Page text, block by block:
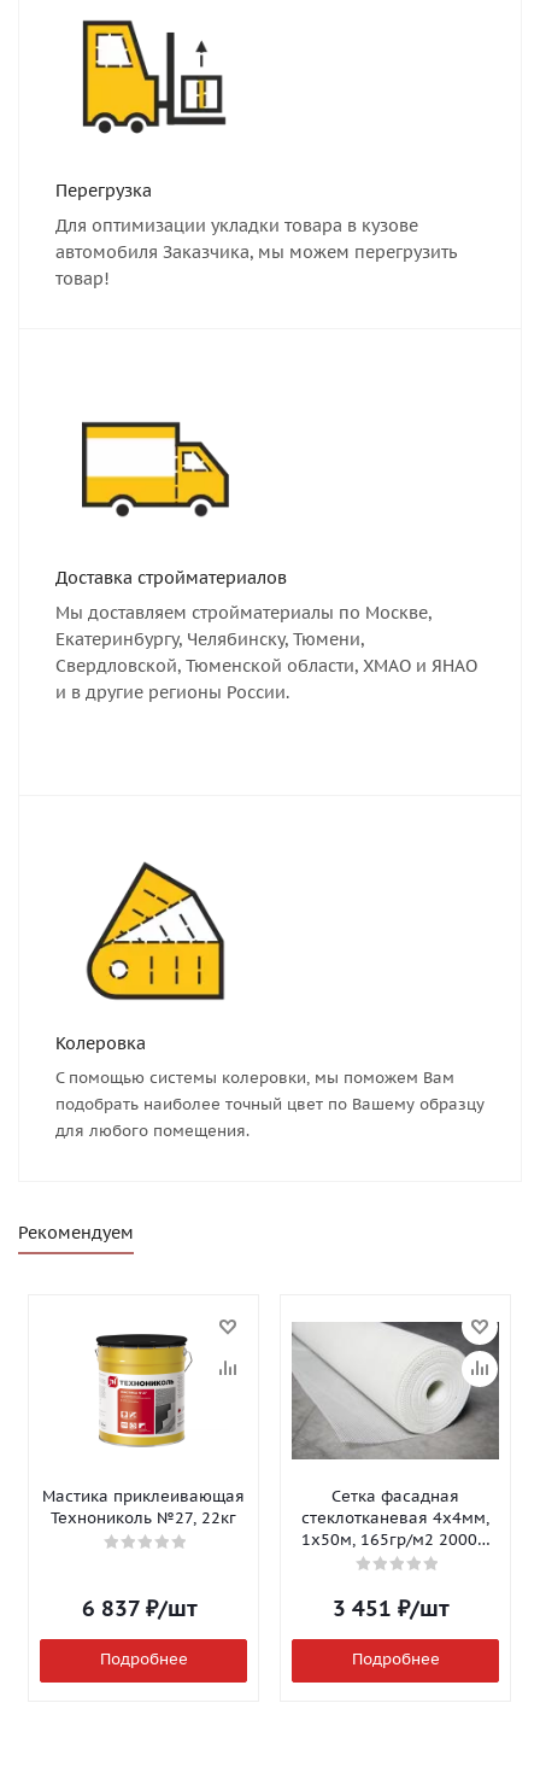
Перегрузка
Для оптимизации укладки товара в кузове
автомобиля Заказчика, мы можем перегрузить
товар!
Доставка стройматериалов
Мы доставляем стройматериалы по Москве,
Екатеринбургу, Челябинску, Тюмени,
Свердловской, Тюменской области, ХМАО и ЯНАО
и в другие регионы России.
Колеровка
С помощью системы колеровки, мы поможем Вам
подобрать наиболее точный цвет по Вашему образцу
для любого помещения.
Рекомендуем
Мастика приклеивающая
Технониколь №27, 22кг
6 837₽/шт
Подробнее
Сетка фасадная
стеклотканевая 4х4мм,
1х50м, 165гр/м2 2000Н
Isomax-165
3 451 ₽/шт
Подробнее